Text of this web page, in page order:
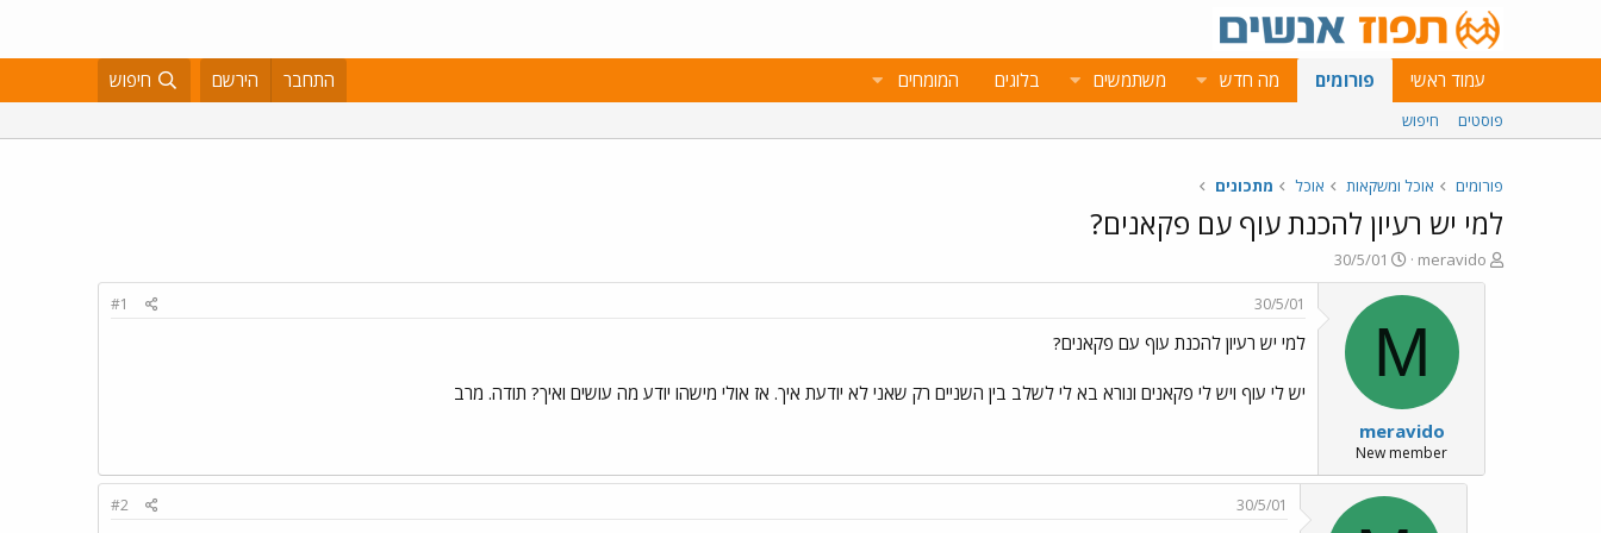
עמוד ראשי פורומים מה חדש משתמשים בלוגים המומחים התחבר הירשם חיפוש
פוסטים חיפוש
פורומים אוכל ומשקאות אוכל מתכונים
למי יש רעיון להכנת עוף עם פקאנים?
פ
ו
meravido
פ
ו
ר
ם
א
ר
ך
30/5/01
M
meravido
New member
30/5/01
#1
למי יש רעיון להכנת עוף עם פקאנים?
יש לי עוף ויש לי פקאנים ונורא בא לי לשלב בין השניים רק שאני לא יודעת איך. אז אולי מישהו יודע מה עושים ואיך? תודה. מרב
30/5/01
#2